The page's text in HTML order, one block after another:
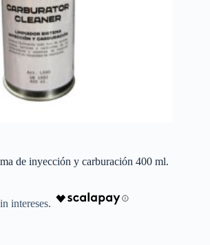
de inyección y carburación 400 ml.